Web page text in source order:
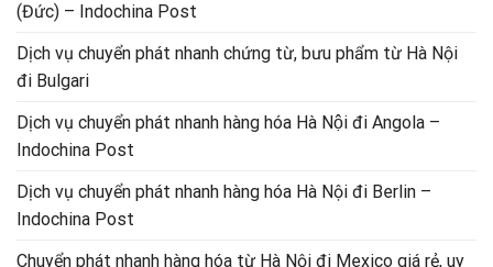
(Đức) – Indochina Post
Dịch vụ chuyển phát nhanh chứng từ, bưu phẩm từ Hà Nội
đi Bulgari
Dịch vụ chuyển phát nhanh hàng hóa Hà Nội đi Angola –
Indochina Post
Dịch vụ chuyển phát nhanh hàng hóa Hà Nội đi Berlin –
Indochina Post
Chuyển phát nhanh hàng hóa từ Hà Nội đi Mexico giá rẻ, uy